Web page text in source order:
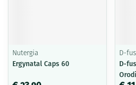
Nutergia
Ergynatal Caps 60
D-
D-